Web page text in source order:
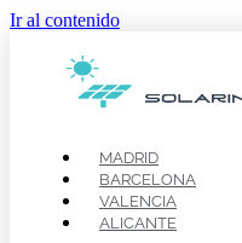
Ir al contenido
MADRID
BARCELONA
VALENCIA
ALICANTE